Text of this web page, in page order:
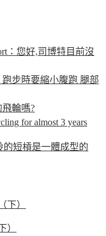
：您好,司博特目前沒
跑步時要縮小腹跑 腿部
飛輪嗎?
for almost 3 years
的短槓是一體成型的
）